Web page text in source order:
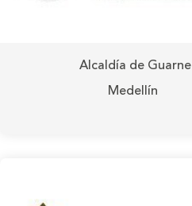
Alcaldía de Guarne
Medellín